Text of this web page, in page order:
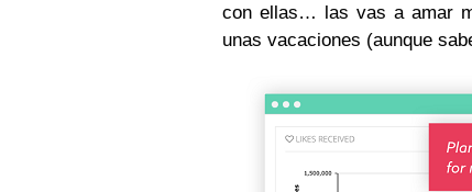
con ellas… las vas a amar
unas vacaciones (aunque